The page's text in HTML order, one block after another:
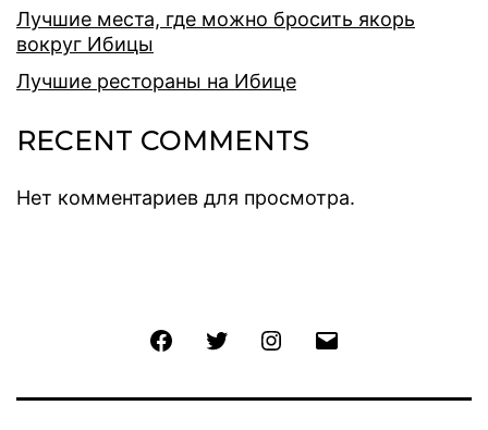
Лучшие места, где можно бросить якорь
вокруг Ибицы
Лучшие рестораны на Ибице
RECENT COMMENTS
Нет комментариев для просмотра.